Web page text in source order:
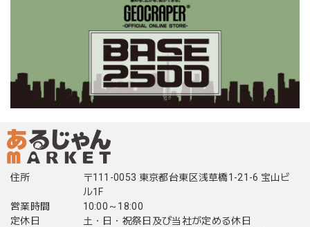
住所
〒111-0053 東京都台東区浅草橋1-21-6 宝山ビ
ル1F
営業時間
10:00～18:00
定休日
土・日・祝祭日及び当社が定める休日